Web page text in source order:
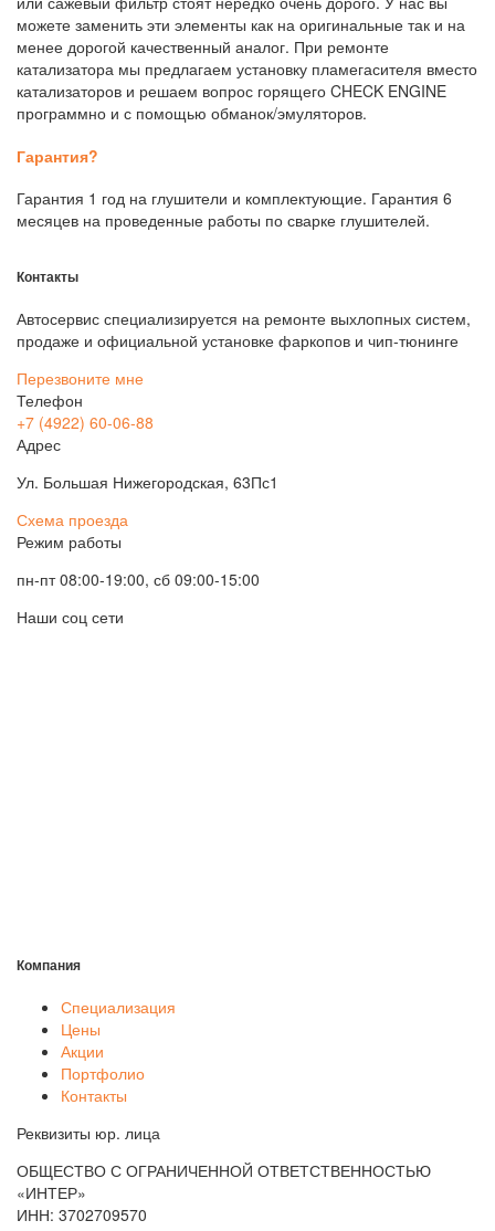
можете заменить эти элементы как на оригинальные так и на
менее дорогой качественный аналог. При ремонте
катализатора мы предлагаем установку пламегасителя вместо
катализаторов и решаем вопрос горящего CHECK ENGINE
программно и с помощью обманок/эмуляторов.
Гарантия?
Гарантия 1 год на глушители и комплектующие. Гарантия 6
месяцев на проведенные работы по сварке глушителей.
Контакты
Автосервис специализируется на ремонте выхлопных систем,
продаже и официальной установке фаркопов и чип-тюнинге
Перезвоните мне
Телефон
+7 (4922) 60-06-88
Адрес
Ул. Большая Нижегородская, 63Пс1
Схема проезда
Режим работы
пн-пт 08:00-19:00, сб 09:00-15:00
Наши соц сети
Компания
Специализация
Цены
Акции
Портфолио
Контакты
Реквизиты юр. лица
ОБЩЕСТВО С ОГРАНИЧЕННОЙ ОТВЕТСТВЕННОСТЬЮ
«ИНТЕР»
ИНН: 3702709570